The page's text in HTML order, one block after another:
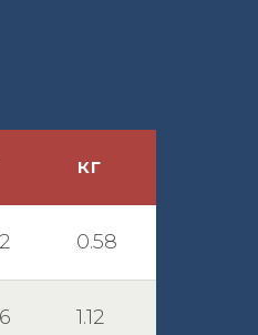
кг
0.58
1.12